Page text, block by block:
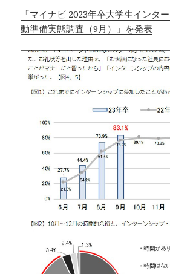
「マイナビ 2023年卒大学生インタ
動準備実態調査（9月）」を発表